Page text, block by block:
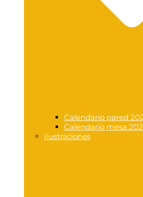
Calendario pared
Calendario mesa
Ilustraciones